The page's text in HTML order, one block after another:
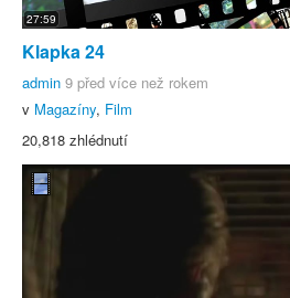
27:59
Klapka 24
admin 9 před více než rokem
v Magazíny, Film
20,818 zhlédnutí